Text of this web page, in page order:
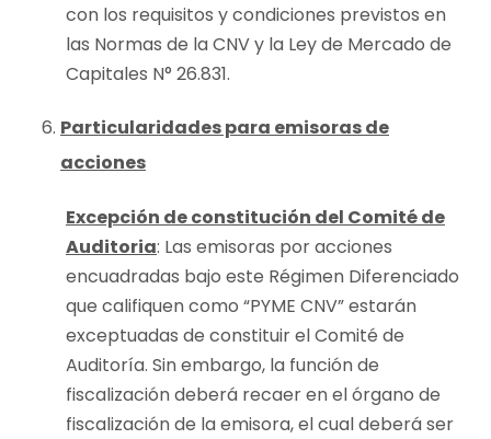
con los requisitos y condiciones previstos en
las Normas de la CNV y la Ley de Mercado de
Capitales N° 26.831.
Particularidades para emisoras de
acciones
Excepción de constitución del Comité de
Auditoria: Las emisoras por acciones
encuadradas bajo este Régimen Diferenciado
que califiquen como “PYME CNV” estarán
exceptuadas de constituir el Comité de
Auditoría. Sin embargo, la función de
fiscalización deberá recaer en el órgano de
fiscalización de la emisora, el cual deberá ser